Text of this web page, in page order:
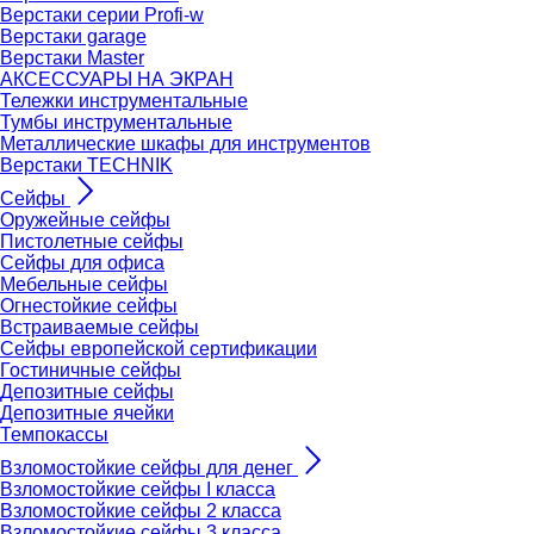
Верстаки серии Profi-w
Верстаки garage
Верстаки Master
АКСЕССУАРЫ НА ЭКРАН
Тележки инструментальные
Тумбы инструментальные
Металлические шкафы для инструментов
Верстаки TECHNIK
Сейфы
Оружейные сейфы
Пистолетные сейфы
Сейфы для офиса
Мебельные сейфы
Огнестойкие сейфы
Встраиваемые сейфы
Сейфы европейской сертификации
Гостиничные сейфы
Депозитные сейфы
Депозитные ячейки
Темпокассы
Взломостойкие сейфы для денег
Взломостойкие сейфы I класса
Взломостойкие сейфы 2 класса